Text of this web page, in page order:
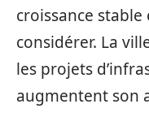
croissance
considérer. La
les projets
augmentent son